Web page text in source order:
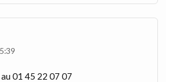
01 45 22 07 07